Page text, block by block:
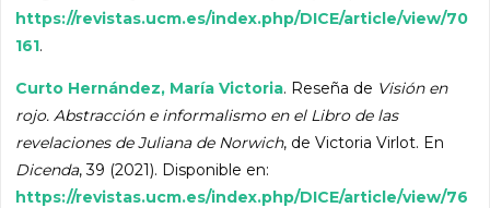
https://revistas.ucm.es/index.php/DICE/article/view/70
161.
Curto Hernández, María Victoria. Reseña de Visión en
rojo. Abstracción e informalismo en el Libro de las
revelaciones de Juliana de Norwich, de Victoria Virlot. En
Dicenda, 39 (2021). Disponible en:
https://revistas.ucm.es/index.php/DICE/article/view/76